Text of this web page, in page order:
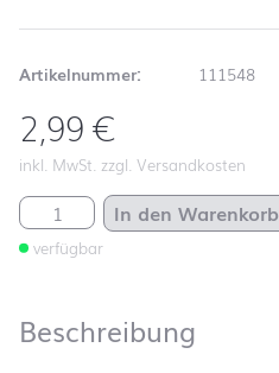
Artikelnummer: 111548
2,99€
inkl. MwSt. zzgl. Versandkosten
Poppy Drawing Menge
verfügbar
In den Warenkorb
Beschreibung